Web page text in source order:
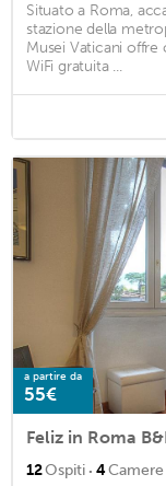
Situato a Roma,
stazione della
Musei Vaticani
WiFi gratuita ...
a partire da
55€
Feliz in Roma
12Ospiti · 4Camere